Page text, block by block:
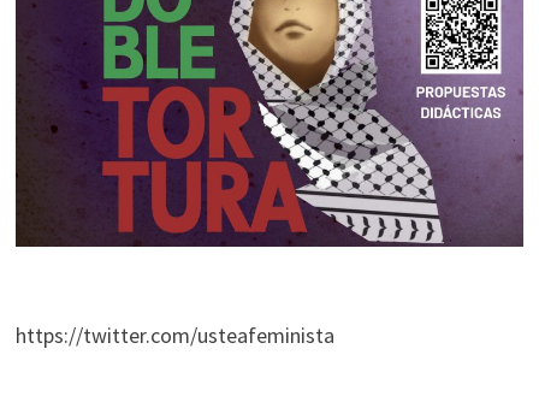
https://twitter.com/usteafeminista